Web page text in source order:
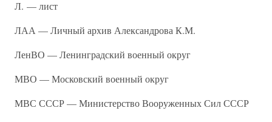
Л. — лист
ЛАА — Личный архив Александрова К.М.
ЛенВО — Ленинградский военный округ
МВО — Московский военный округ
МВС СССР — Министерство Вооруженных Сил СССР